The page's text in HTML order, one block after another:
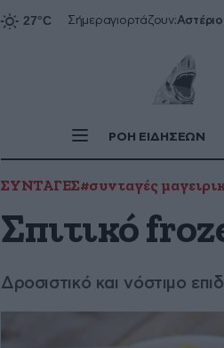
Σήμεραγιορτάζουν:
ΡΟΗ ΕΙΔΗΣΕΩΝ
ΣΥΝΤΑΓΕΣ#συνταγές
Σπιτικό
Δροσιστικό και νόστιμο